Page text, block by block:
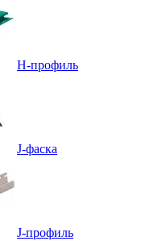
Н-профиль
J-фаска
J-профиль